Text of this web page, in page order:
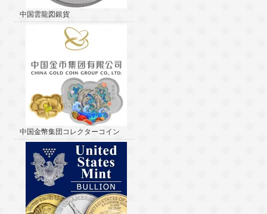
中国雲龍図銀貨
中国金幣集団コレクターコイン